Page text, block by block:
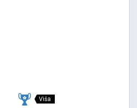
Viša